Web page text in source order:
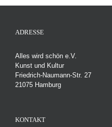
ADRESSE
Alles wird schön e.V.
Kunst und Kultur
Friedrich-Naumann-Str. 27
21075 Hamburg
KONTAKT